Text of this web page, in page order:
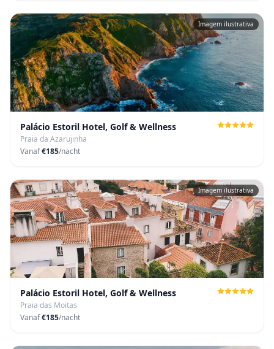
Imagem ilustrativa
Palácio Estoril Hotel, Golf & Wellness
Praia da Azarujinha
Vanaf€185/nacht
Imagem ilustrativa
Palácio Estoril Hotel, Golf & Wellness
Praia das Moitas
Vanaf€185/nacht